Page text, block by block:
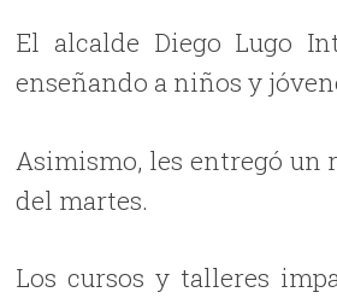
El alcalde Diego Lugo
enseñando a niños y
Asimismo, les entregó un
del martes.
Los cursos y talleres